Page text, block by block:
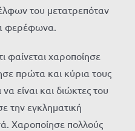
του μετατρεπόταν
φερέφωνα.
φαίνεται χαροποίησε
πρώτα και κύρια τους
είναι και διώκτες του
την εγκληματική
Χαροποίησε πολλούς